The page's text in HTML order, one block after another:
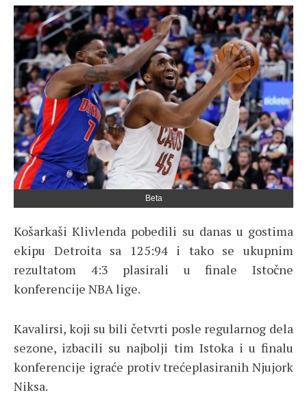
Beta
Košarkaši Klivlenda pobedili su danas u gostima
ekipu Detroita sa 125:94 i tako se ukupnim
rezultatom 4:3 plasirali u finale Istočne
konferencije NBA lige.
Kavalirsi, koji su bili četvrti posle regularnog dela
sezone, izbacili su najbolji tim Istoka i u finalu
konferencije igraće protiv trećeplasiranih Njujork
Niksa.